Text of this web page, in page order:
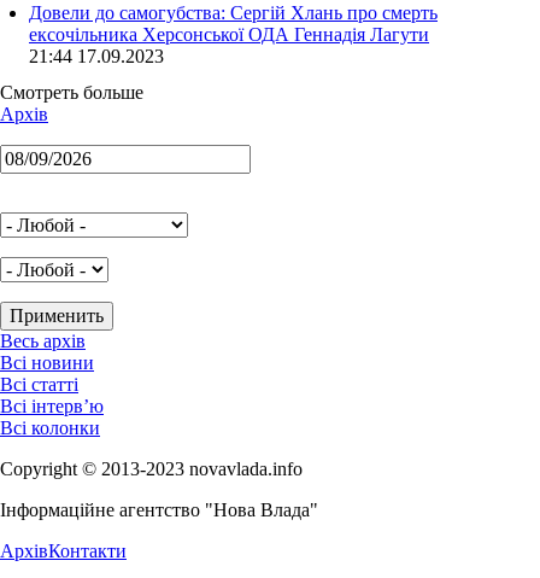
Довели до самогубства: Сергій Хлань про смерть
ексочільника Херсонської ОДА Геннадія Лагути
21:44 17.09.2023
Смотреть больше
Архів
Весь архів
Всі новини
Всі статті
Всі інтерв’ю
Всі колонки
Copyright © 2013-2023 novavlada.info
Інформаційне агентство "Нова Влада"
АрхівКонтакти